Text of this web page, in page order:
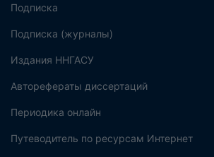
Подписка
Подписка (журналы)
Издания ННГАСУ
Авторефераты диссертаций
Периодика онлайн
Путеводитель по ресурсам Интернет